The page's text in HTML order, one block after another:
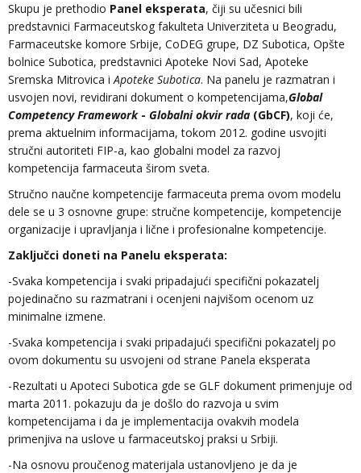
Skupu je prethodio Panel eksperata, čiji su učesnici bili
predstavnici Farmaceutskog fakulteta Univerziteta u Beogradu,
Farmaceutske komore Srbije, CoDEG grupe, DZ Subotica, Opšte
bolnice Subotica, predstavnici Apoteke Novi Sad, Apoteke
Sremska Mitrovica iApoteke Subotica. Na panelu je razmatran i
usvojen novi, revidirani dokument o kompetencijama,Global
Competency Framework- Globalni okvir rada (GbCF), koji će,
prema aktuelnim informacijama, tokom 2012. godine usvojiti
stručni autoriteti FIP-a, kao globalni model za razvoj
kompetencija farmaceuta širom sveta.
Stručno naučne kompetencije farmaceuta prema ovom modelu
dele se u 3 osnovne grupe: stručne kompetencije, kompetencije
organizacije i upravljanja i lične i profesionalne kompetencije.
Zaključci doneti na Panelu eksperata:
-Svaka kompetencija i svaki pripadajući specifični pokazatelj
pojedinačno su razmatrani i ocenjeni najvišom ocenom uz
minimalne izmene.
-Svaka kompetencija i svaki pripadajući specifični pokazatelj po
ovom dokumentu su usvojeni od strane Panela eksperata
-Rezultati u Apoteci Subotica gde se GLF dokument primenjuje od
marta 2011. pokazuju da je došlo do razvoja u svim
kompetencijama i da je implementacija ovakvih modela
primenjiva na uslove u farmaceutskoj praksi u Srbiji.
-Na osnovu proučenog materijala ustanovljeno je da je